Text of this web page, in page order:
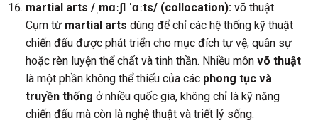
martial arts /ˌmɑːʃl ˈɑːts/ (collocation):võ thuật.
Cụm từ martial arts dùng để chỉ các hệ thống kỹ thuật
chiến đấu được phát triển cho mục đích tự vệ, quân sự
hoặc rèn luyện thể chất và tinh thần. Nhiều môn võ thuật
là một phần không thể thiếu của các phong tục và
truyền thống ở nhiều quốc gia, không chỉ là kỹ năng
chiến đấu mà còn là nghệ thuật và triết lý sống.